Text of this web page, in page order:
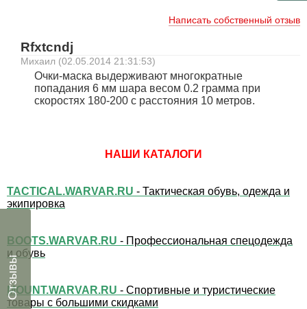
Написать собственный отзыв
Rfxtcndj
Михаил (02.05.2014 21:31:53)
Очки-маска выдерживают многократные
попадания 6 мм шара весом 0.2 грамма при
скоростях 180-200 с расстояния 10 метров.
НАШИ КАТАЛОГИ
TACTICAL.WARVAR.RU - Тактическая обувь, одежда и
экипировка
BOOTS.WARVAR.RU - Профессиональная спецодежда
и обувь
MOUNT.WARVAR.RU - Спортивные и туристические
товары с большими скидками
Отзывы